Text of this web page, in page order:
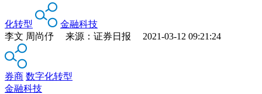
化转型
金融科技
李文 周尚伃 来源：证券日报 2021-03-12 09:21:24
券商 数字化转型
金融科技